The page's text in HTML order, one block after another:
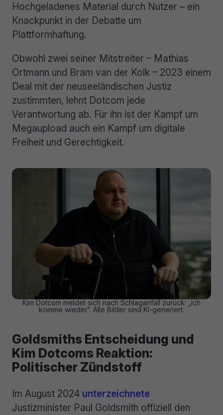
Hochgeladenes Material durch Nutzer – ein
Knackpunkt in der Debatte um
Plattformhaftung.
Obwohl zwei seiner Mitstreiter – Mathias
Ortmann und Bram van der Kolk – 2023 einem
Deal mit der neuseeländischen Justiz
zustimmten, lehnt Dotcom jede
Verantwortung ab. Für ihn ist der Kampf um
Megaupload auch ein Kampf um digitale
Freiheit und Gerechtigkeit.
Kim Dotcom meldet sich nach Schlaganfall zurück: „Ich
komme wieder“. Alle Bilder sind KI-generiert.
Goldsmiths Entscheidung und
Kim Dotcoms Reaktion:
Politischer Zündstoff
Im August 2024 unterzeichnete
Justizminister Paul Goldsmith offiziell den